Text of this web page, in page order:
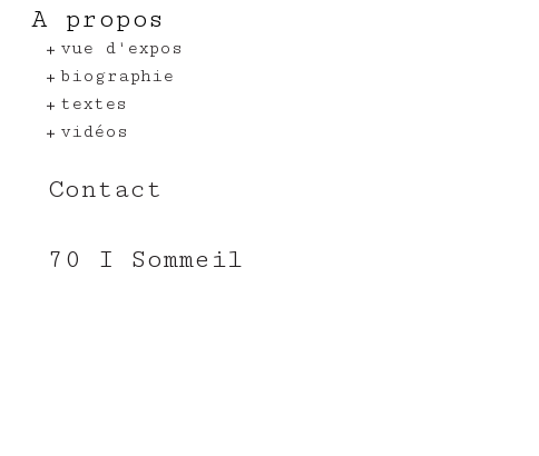
A propos
vue d'expos
biographie
textes
vidéos
Contact
70 I Sommeil